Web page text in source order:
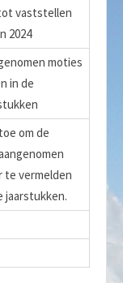
vaststellen
2024
moties
in de
om de
te vermelden
jaarstukken.